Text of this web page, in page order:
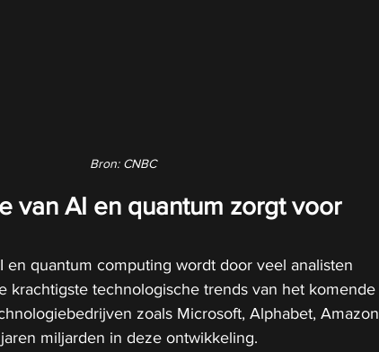
Bron: CNBC
van AI en quantum zorgt voor
en quantum computing wordt door veel analisten
krachtigste technologische trends van het komende
zoals Microsoft, Alphabet, Amazon
miljarden in deze ontwikkeling.